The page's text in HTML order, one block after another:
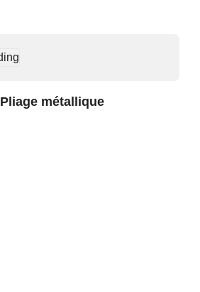
Pliage métallique